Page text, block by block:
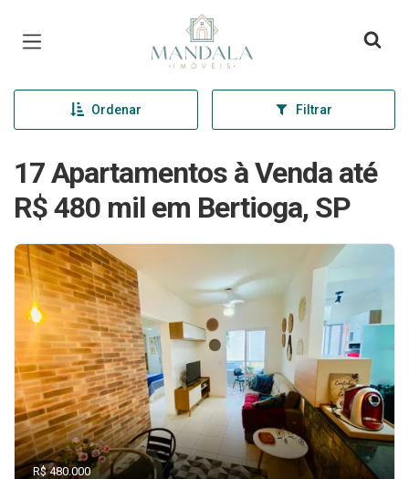
Página inicial
Ordenar Filtrar
17 Apartamentos à Venda até
R$ 480 mil em Bertioga, SP
R$ 480.000